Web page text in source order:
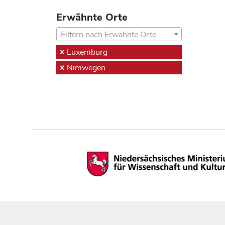
Erwähnte Orte
Filtern nach Erwähnte Orte
Luxemburg
Nimwegen